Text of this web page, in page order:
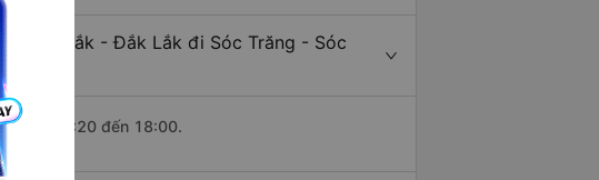
Pắk - Đắk Lắk đi Sóc Trăng - Sóc
từ 14:20 đến 18:00.